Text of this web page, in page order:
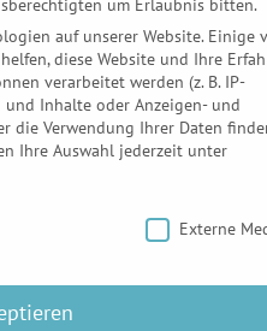
Niedersachsen
Seiten nach den
um Erlaubnis bitten.
auf unserer Website. Einige
diese Website und Ihre
verarbeitet werden (z. B. IP-
und Inhalte oder Anzeigen- und
die Verwendung Ihrer Daten
Ihre Auswahl jederzeit unter
Externe